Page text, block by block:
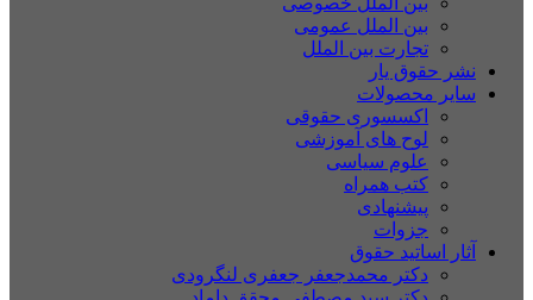
بین الملل عمومی
تجارت بین الملل
نشر حقوق یار
سایر محصولات
اکسسوری حقوقی
لوح های آموزشی
علوم سیاسی
کتب همراه
پیشنهادی
جزوات
آثار اساتید حقوق
دکتر محمدجعفر جعفری لنگرودی